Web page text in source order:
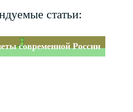
статьи:
современной России